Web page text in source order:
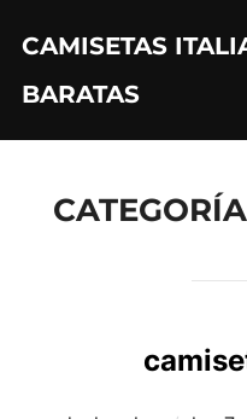
contenido
CAMISETAS
BARATAS